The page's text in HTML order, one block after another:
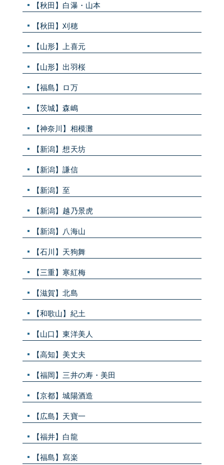
【秋田】白瀑・山本
【秋田】刈穂
【山形】上喜元
【山形】出羽桜
【福島】ロ万
【茨城】森嶋
【神奈川】相模灘
【新潟】想天坊
【新潟】謙信
【新潟】至
【新潟】越乃景虎
【新潟】八海山
【石川】天狗舞
【三重】寒紅梅
【滋賀】北島
【和歌山】紀土
【山口】東洋美人
【高知】美丈夫
【福岡】三井の寿・美田
【京都】城陽酒造
【広島】天寶一
【福井】白龍
【福島】寫楽